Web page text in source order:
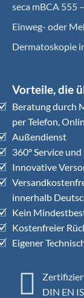
seca mBCA 555
Einweg- oder
Dermatoskopie
Vorteile, die
Beratung durch
per Telefon,
Außendienst
360° Service
Innovative
innerhalb
Kein
Kostenfreier
Eigener
DIN EN